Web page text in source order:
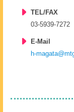
TEL/FAX
03-5939-7272
E-Mail
h-